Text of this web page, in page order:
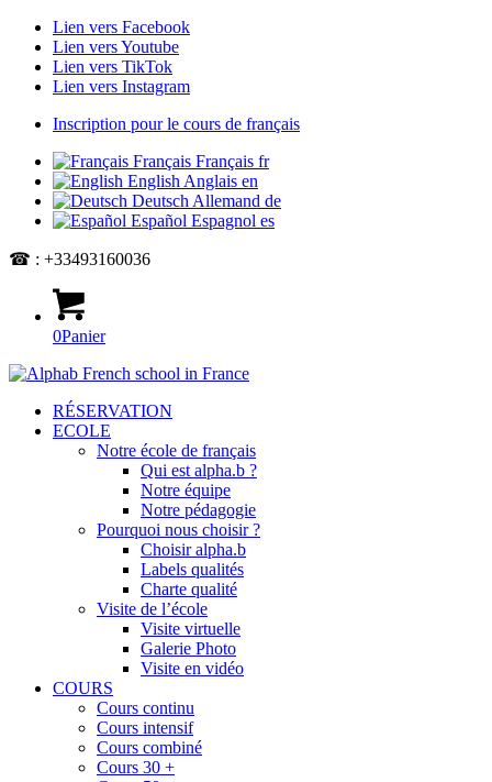
Lien vers Facebook
Lien vers Youtube
Lien vers TikTok
Lien vers Instagram
Inscription pour le cours de français
Français Français fr
English Anglais en
Deutsch Allemand de
Español Espagnol es
☎ : +33493160036
0Panier
RÉSERVATION
ECOLE
Notre école de français
Qui est alpha.b ?
Notre équipe
Notre pédagogie
Pourquoi nous choisir ?
Choisir alpha.b
Labels qualités
Charte qualité
Visite de l’école
Visite virtuelle
Galerie Photo
Visite en vidéo
COURS
Cours continu
Cours intensif
Cours combiné
Cours 30 +